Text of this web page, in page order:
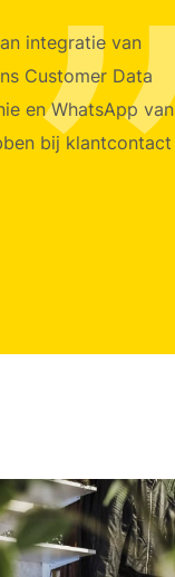
integratie van
Customer Data
en WhatsApp van
bij klantcontact